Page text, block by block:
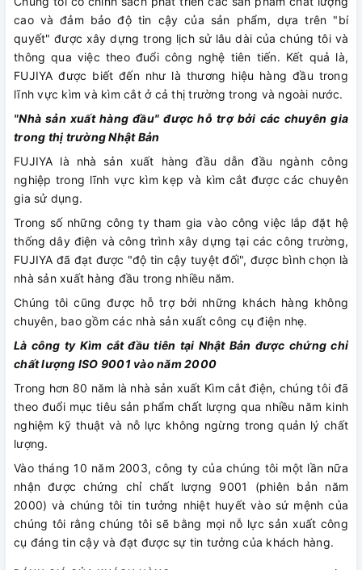
cao và đảm bảo độ tin cậy của sản phẩm, dựa trên "bí
quyết" được xây dựng trong lịch sử lâu dài của chúng tôi và
thông qua việc theo đuổi công nghệ tiên tiến. Kết quả là,
FUJIYA được biết đến như là thương hiệu hàng đầu trong
lĩnh vực kìm và kìm cắt ở cả thị trường trong và ngoài nước.
"Nhà sản xuất hàng đầu" được hỗ trợ bởi các chuyên gia
trong thị trường Nhật Bản
FUJIYA là nhà sản xuất hàng đầu dẫn đầu ngành công
nghiệp trong lĩnh vực kìm kẹp và kìm cắt được các chuyên
gia sử dụng.
Trong số những công ty tham gia vào công việc lắp đặt hệ
thống dây điện và công trình xây dựng tại các công trường,
FUJIYA đã đạt được "độ tin cậy tuyệt đối", được bình chọn là
nhà sản xuất hàng đầu trong nhiều năm.
Chúng tôi cũng được hỗ trợ bởi những khách hàng không
chuyên, bao gồm các nhà sản xuất công cụ điện nhẹ.
Là công ty Kìm cắt đầu tiên tại Nhật Bản được chứng chỉ
chất lượng ISO 9001 vào năm 2000
Trong hơn 80 năm là nhà sản xuất Kìm cắt điện, chúng tôi đã
theo đuổi mục tiêu sản phẩm chất lượng qua nhiều năm kinh
nghiệm kỹ thuật và nỗ lực không ngừng trong quản lý chất
lượng.
Vào tháng 10 năm 2003, công ty của chúng tôi một lần nữa
nhận được chứng chỉ chất lượng 9001 (phiên bản năm
2000) và chúng tôi tin tưởng nhiệt huyết vào sứ mệnh của
chúng tôi rằng chúng tôi sẽ bằng mọi nỗ lực sản xuất công
cụ đáng tin cậy và đạt được sự tin tưởng của khách hàng.